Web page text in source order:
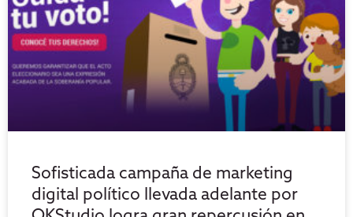
Sofisticada campaña de marketing
digital político llevada adelante por